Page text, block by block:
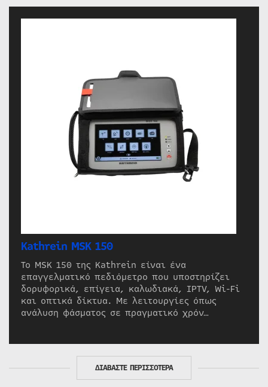
Kathrein MSK 150
Το MSK 150 της Kathrein είναι ένα
επαγγελματικό πεδιόμετρο που υποστηρίζει
δορυφορικά, επίγεια, καλωδιακά, IPTV, Wi-Fi
και οπτικά δίκτυα. Με λειτουργίες όπως
ανάλυση φάσματος σε πραγματικό χρόν…
ΔΙΑΒΑΣΤΕ ΠΕΡΙΣΣΟΤΕΡΑ